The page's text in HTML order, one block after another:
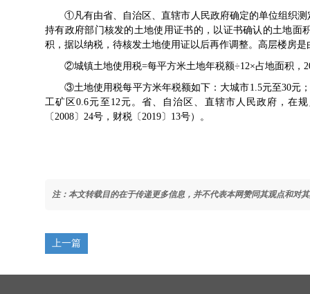
①凡有由省、自治区、直辖市人民政府确定的单位组织
持有政府部门核发的土地使用证书的，以证书确认的土地
积，据以纳税，待核发土地使用证以后再作调整。高层楼房
②城镇土地使用税=每平方米土地年税额÷12×占地面积，
③土地使用税每平方米年税额如下：大城市1.5元至30元
工矿区0.6元至12元。省、自治区、直辖市人民政府，在
〔2008〕24号，财税〔2019〕13号）。
注：本文转载目的在于传递更多信息，并不代表本网赞同其观点和对
上一篇